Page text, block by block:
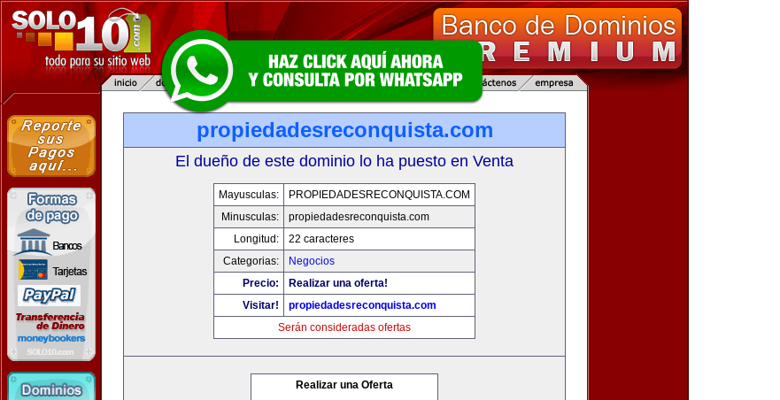
propiedadesreconquista.com
El dueño de este dominio lo ha puesto en Venta
Mayusculas:
PROPIEDADESRECONQUISTA.COM
Minusculas:
propiedadesreconquista.com
Longitud:
22 caracteres
Categorias:
Negocios
Precio:
Realizar una oferta!
Visitar!
propiedadesreconquista.com
Serán consideradas ofertas
Realizar una Oferta